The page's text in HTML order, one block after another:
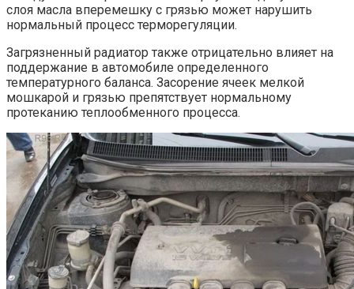
слоя масла вперемешку с грязью может нарушить
нормальный процесс терморегуляции.
Загрязненный радиатор также отрицательно влияет на
поддержание в автомобиле определенного
температурного баланса. Засорение ячеек мелкой
мошкарой и грязью препятствует нормальному
протеканию теплообменного процесса.